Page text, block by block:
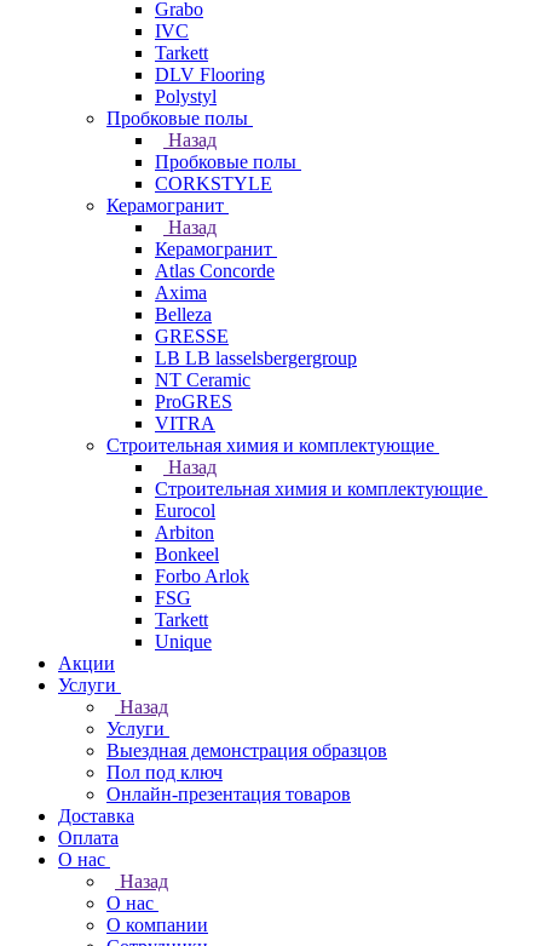
Grabo
IVC
Tarkett
DLV Flooring
Polystyl
Пробковые полы
Назад
Пробковые полы
CORKSTYLE
Керамогранит
Назад
Керамогранит
Atlas Concorde
Axima
Belleza
GRESSE
LB LB lasselsbergergroup
NT Ceramic
ProGRES
VITRA
Строительная химия и комплектующие
Назад
Строительная химия и комплектующие
Eurocol
Arbiton
Bonkeel
Forbo Arlok
FSG
Tarkett
Unique
Акции
Услуги
Назад
Услуги
Выездная демонстрация образцов
Пол под ключ
Онлайн-презентация товаров
Доставка
Оплата
О нас
Назад
О нас
О компании